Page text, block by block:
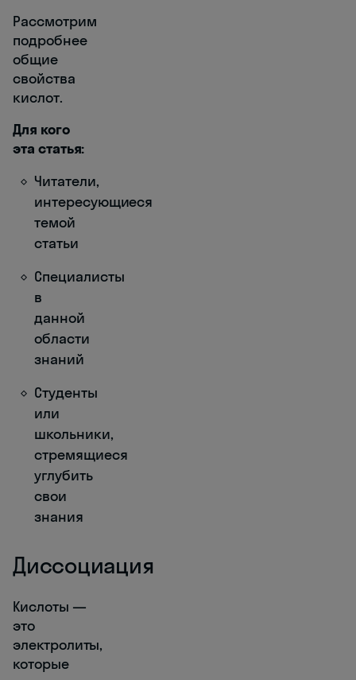
Рассмотрим
подробнее
общие
свойства
кислот.
Для кого
эта статья:
Читатели,
интересующиеся
темой
статьи
Специалисты
в
данной
области
знаний
Студенты
или
школьники,
стремящиеся
углубить
свои
знания
Диссоциация
Кислоты —
это
электролиты,
которые